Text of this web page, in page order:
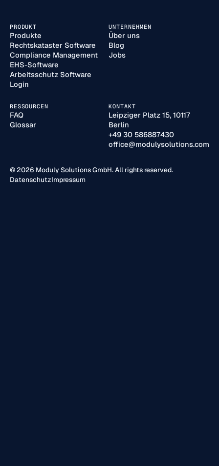
PRODUKT
Produkte
Rechtskataster Software
Compliance Management
EHS-Software
Arbeitsschutz Software
Login
UNTERNEHMEN
Über uns
Blog
Jobs
RESSOURCEN
FAQ
Glossar
KONTAKT
Leipziger Platz 15, 10117
Berlin
+49 30 586887430
office@modulysolutions.com
© 2026 Moduly Solutions GmbH. All rights reserved.
DatenschutzImpressum